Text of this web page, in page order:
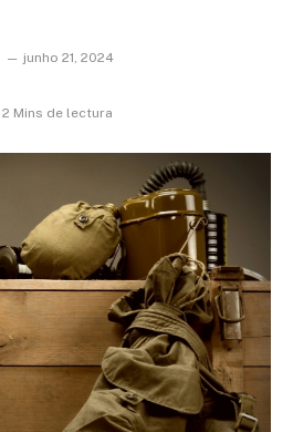
junho 21, 2024
2 Mins de lectura